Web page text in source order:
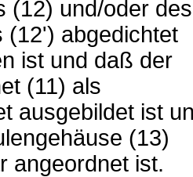
(12) und/oder des
(12') abgedichtet
ist und daß der
(11) als
ausgebildet ist
(13)
angeordnet ist.